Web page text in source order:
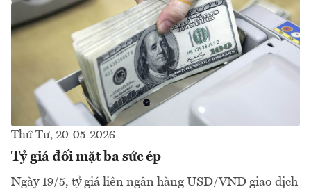
Thứ Tư, 20-05-2026
Tỷ giá đối mặt ba sức ép
Ngày 19/5, tỷ giá liên ngân hàng USD/VND giao dịch